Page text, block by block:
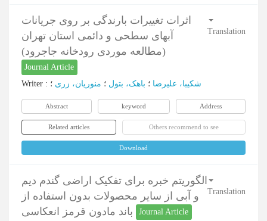
اثرات تغییرات بارندگی بر روی جریانات
آبهای سطحی و دائمی استان تهران
(مطالعه موردی رودخانه جاجرود)
Journal Article
Translation
Writer : شکیبا، علیرضا ؛ باهک، بتول ؛ منوریان، زری ؛
Abstract keyword Address
Related articles Others recommend to see
Download
الگوریتم خبره برای تفکیک اراضی گندم دیم
و آبی از سایر محصولات بدون استفاده از
Journal Article
Translation